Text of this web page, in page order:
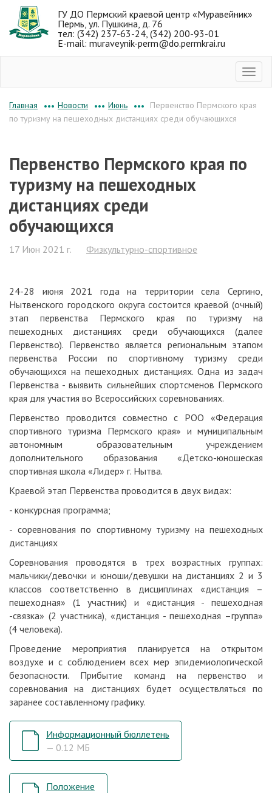
ГУ ДО Пермский краевой центр «Муравейник»
Пермь, ул. Пушкина, д. 76
тел: (342) 237-63-24, (342) 200-93-01
E-mail: muraveynik-perm@do.permkrai.ru
Главная ••• Новости ••• Июнь •••
Первенство Пермского края
по туризму на пешеходных дистанциях среди обучающихся
Первенство Пермского края по
туризму на пешеходных
дистанциях среди
обучающихся
17 Июн 2021 г. Физкультурно-спортивное
24-28 июня 2021 года на территории села Сергино,
Нытвенского городского округа состоится краевой (очный)
этап первенства Пермского края по туризму на
пешеходных дистанциях среди обучающихся (далее
Первенство). Первенство является региональным этапом
первенства России по спортивному туризму среди
обучающихся на пешеходных дистанциях. Одна из задач
Первенства - выявить сильнейших спортсменов Пермского
края для участия во Всероссийских соревнованиях.
Первенство проводится совместно с РОО «Федерация
спортивного туризма Пермского края» и муниципальным
автономным образовательным учреждением
дополнительного образования «Детско-юношеская
спортивная школа «Лидер» г. Нытва.
Краевой этап Первенства проводится в двух видах:
- конкурсная программа;
- соревнования по спортивному туризму на пешеходных
дистанциях
Соревнования проводятся в трех возрастных группах:
мальчики/девочки и юноши/девушки на дистанциях 2 и 3
классов соответственно в дисциплинах «дистанция –
пешеходная» (1 участник) и «дистанция - пешеходная
-связка» (2 участника), «дистанция - пешеходная –группа»
(4 человека).
Проведение мероприятия планируется на открытом
воздухе и c соблюдением всех мер эпидемиологической
безопасности. Прибытие команд на первенство и
соревнования на дистанциях будет осуществляться по
заранее составленному графику.
Информационный бюллетень
— 0.12 МБ
Положение